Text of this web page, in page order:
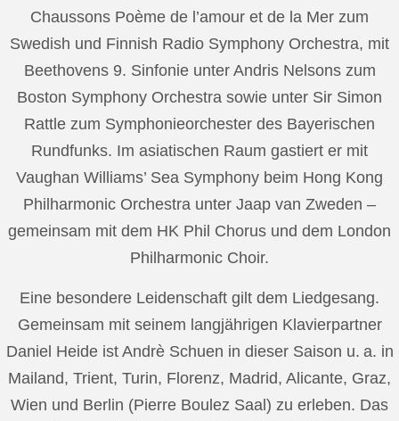
Chaussons Poème de l’amour et de la Mer zum
Swedish und Finnish Radio Symphony Orchestra, mit
Beethovens 9. Sinfonie unter Andris Nelsons zum
Boston Symphony Orchestra sowie unter Sir Simon
Rattle zum Symphonieorchester des Bayerischen
Rundfunks. Im asiatischen Raum gastiert er mit
Vaughan Williams’ Sea Symphony beim Hong Kong
Philharmonic Orchestra unter Jaap van Zweden –
gemeinsam mit dem HK Phil Chorus und dem London
Philharmonic Choir.
Eine besondere Leidenschaft gilt dem Liedgesang.
Gemeinsam mit seinem langjährigen Klavierpartner
Daniel Heide ist Andrè Schuen in dieser Saison u. a. in
Mailand, Trient, Turin, Florenz, Madrid, Alicante, Graz,
Wien und Berlin (Pierre Boulez Saal) zu erleben. Das